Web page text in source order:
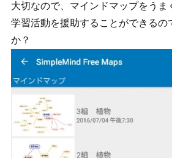
大切なので、マインドマップをうま
学習活動を援助することができるの
か？